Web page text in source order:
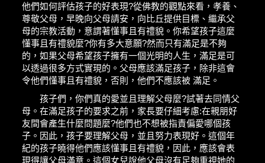
他們如何評估孩子的好表現?從佛教的觀點來看，孝養、
尊敬父母，早晚向父母請安，向比丘提供目標、繼承父
母的宗教活動，意謂著懂事且有禮貌。你希望孩子這麼
懂事且有禮貌麼?你有多大意願?然而只有滿足是不夠
的，如果父母希望孩子擁有一個光明的人生，滿足是可
以透過很多方式實現的。父母應該滿足孩子，除非這會
令他們懂事且有禮貌，否則，他們不應該被 滿足。
孩子們，你們真的愛並且理解父母麼?試著去同情父
母。在滿足孩子的要求之前，家長要仔細考慮:在親朋好
友間會產生什麼問題麼?他們也不想被指責偏愛哪個孩
子。因此，孩子要理解父母，並且努力表現好。這個年
紀的孩子曉得他們應該懂事且有禮貌，因此，應該會表
現得讓父母滿意。這個女兒說他父母沒有足夠重視她的